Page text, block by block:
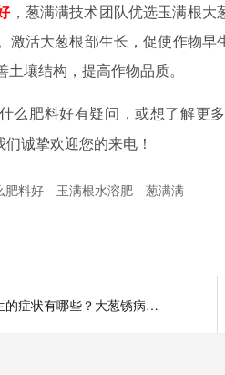
，葱满满技术团队优选玉满根大
激活大葱根部生长，促使作物
壤结构，提高作物品质。
么肥料好有疑问，或想了解更
们诚挚欢迎您的来电！
肥料好 玉满根水溶肥
葱满满
大葱锈病发生的症状有哪些？大葱锈病如何防治？